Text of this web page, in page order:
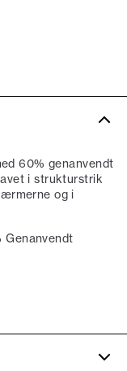
60% genanvendt
i strukturstrik
og i
Genanvendt